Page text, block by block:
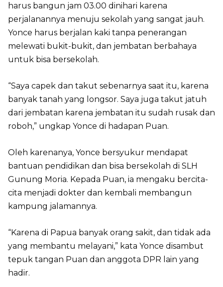
harus bangun jam 03.00 dinihari karena
perjalanannya menuju sekolah yang sangat jauh.
Yonce harus berjalan kaki tanpa penerangan
melewati bukit-bukit, dan jembatan berbahaya
untuk bisa bersekolah.
“Saya capek dan takut sebenarnya saat itu, karena
banyak tanah yang longsor. Saya juga takut jatuh
dari jembatan karena jembatan itu sudah rusak dan
roboh,” ungkap Yonce di hadapan Puan.
Oleh karenanya, Yonce bersyukur mendapat
bantuan pendidikan dan bisa bersekolah di SLH
Gunung Moria. Kepada Puan, ia mengaku bercita-
cita menjadi dokter dan kembali membangun
kampung jalamannya.
“Karena di Papua banyak orang sakit, dan tidak ada
yang membantu melayani,” kata Yonce disambut
tepuk tangan Puan dan anggota DPR lain yang
hadir.